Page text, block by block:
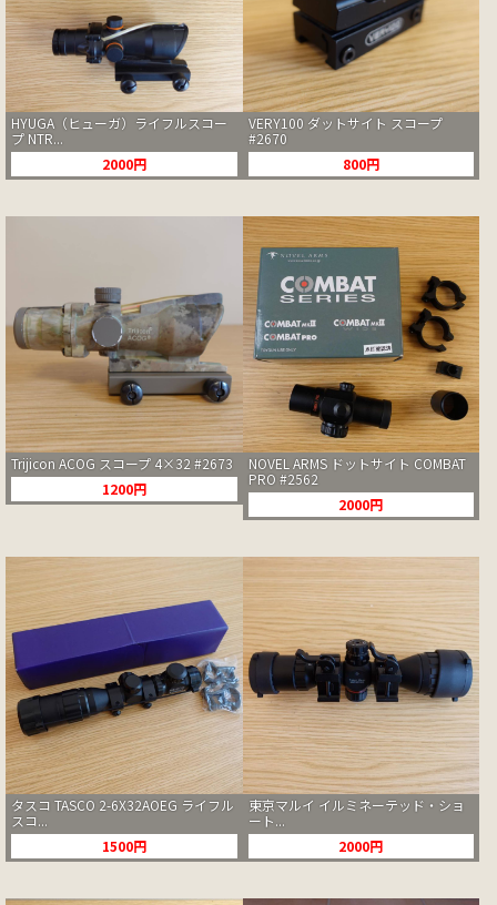
HYUGA（ヒューガ）ライフルスコー
プ NTR...
2000円
VERY100 ダットサイト スコープ
#2670
800円
Trijicon ACOG スコープ 4×32 #2673
1200円
NOVEL ARMS ドットサイト COMBAT
PRO #2562
2000円
タスコ TASCO 2-6X32AOEG ライフル
スコ...
1500円
東京マルイ イルミネーテッド・ショ
ート...
2000円